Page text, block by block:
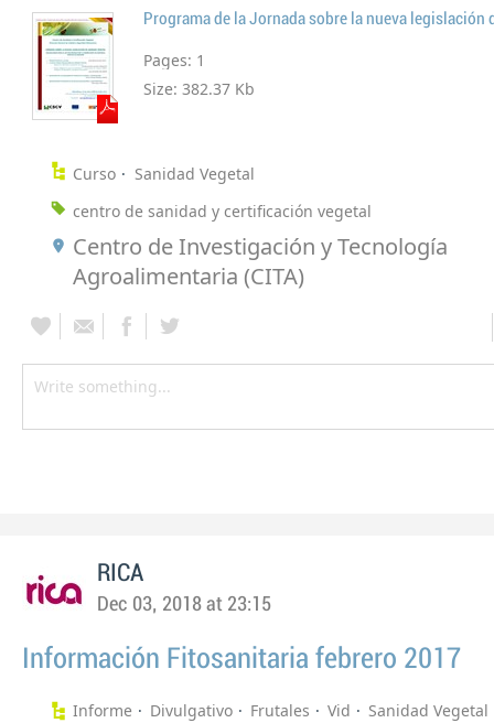
Pages: 1
Size: 382.37 Kb
Curso
Sanidad Vegetal
centro de sanidad y certificación vegetal
Centro de Investigación y Tecnología
Agroalimentaria (CITA)
RICA
Dec 03, 2018 at 23:15
Información Fitosanitaria febrero 2017
Informe Divulgativo Frutales Vid
Sanidad Vegetal